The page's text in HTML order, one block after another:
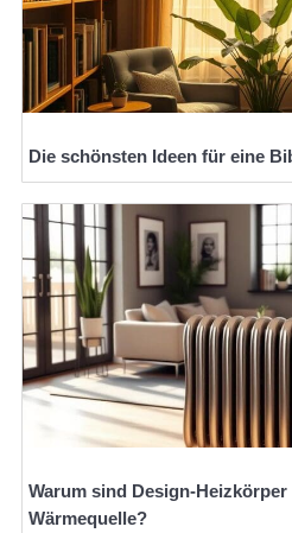
Die schönsten Ideen für eine
Warum sind Design-
Wärmequelle?